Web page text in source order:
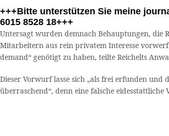
+++Bitte unterstützen Sie meine
6015 8528 18+++
Untersagt wurden demnach Behauptungen, die
Mitarbeitern aus rein privatem Interesse
demand“ genötigt zu haben, teilte Reichelts
Dieser Vorwurf lasse sich „als frei erfunden
überraschend“, denn eine falsche